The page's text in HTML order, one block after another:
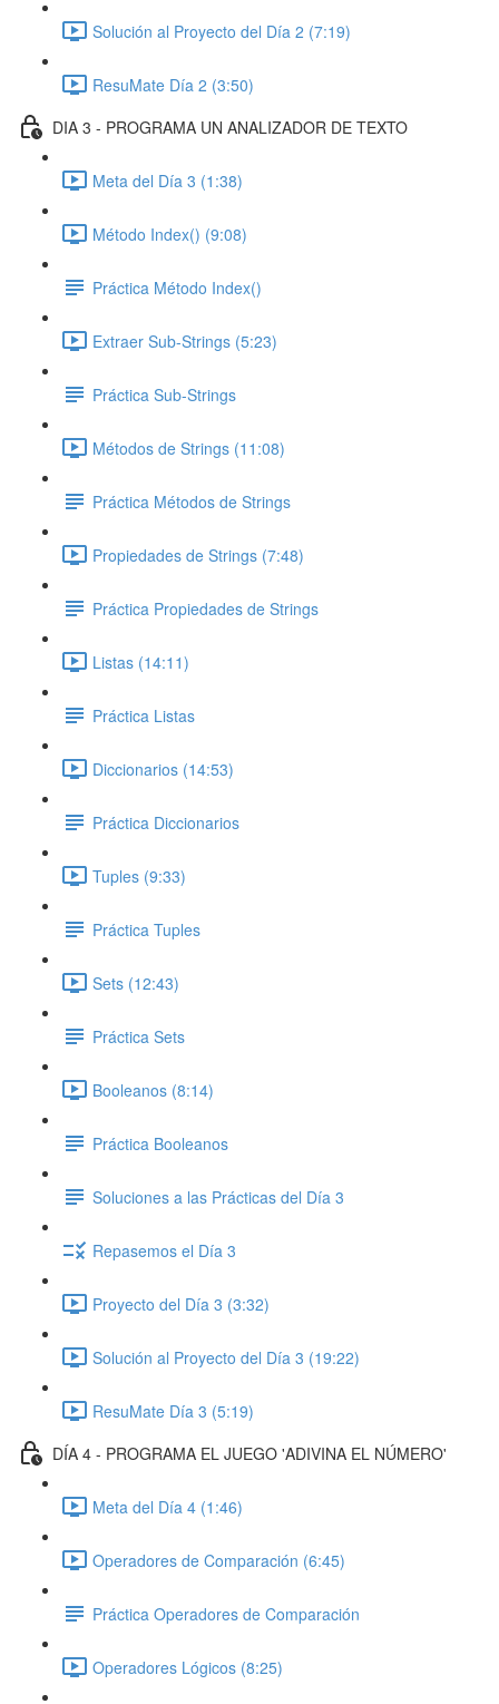
Solución al Proyecto del Día 2 (7:19)
ResuMate Día 2 (3:50)
DIA 3 - PROGRAMA UN ANALIZADOR DE TEXTO
Meta del Día 3 (1:38)
Método Index() (9:08)
Práctica Método Index()
Extraer Sub-Strings (5:23)
Práctica Sub-Strings
Métodos de Strings (11:08)
Práctica Métodos de Strings
Propiedades de Strings (7:48)
Práctica Propiedades de Strings
Listas (14:11)
Práctica Listas
Diccionarios (14:53)
Práctica Diccionarios
Tuples (9:33)
Práctica Tuples
Sets (12:43)
Práctica Sets
Booleanos (8:14)
Práctica Booleanos
Soluciones a las Prácticas del Día 3
Repasemos el Día 3
Proyecto del Día 3 (3:32)
Solución al Proyecto del Día 3 (19:22)
ResuMate Día 3 (5:19)
DÍA 4 - PROGRAMA EL JUEGO 'ADIVINA EL NÚMERO'
Meta del Día 4 (1:46)
Operadores de Comparación (6:45)
Práctica Operadores de Comparación
Operadores Lógicos (8:25)